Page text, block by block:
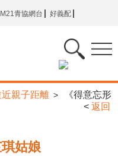
M21青協網台 好義配
近親子距離 >
《得意忘形
< 返回
姑娘